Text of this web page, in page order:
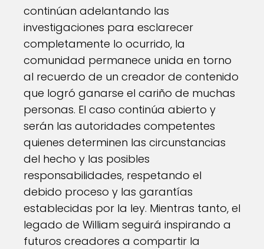
continúan adelantando las
investigaciones para esclarecer
completamente lo ocurrido, la
comunidad permanece unida en torno
al recuerdo de un creador de contenido
que logró ganarse el cariño de muchas
personas. El caso continúa abierto y
serán las autoridades competentes
quienes determinen las circunstancias
del hecho y las posibles
responsabilidades, respetando el
debido proceso y las garantías
establecidas por la ley. Mientras tanto, el
legado de William seguirá inspirando a
futuros creadores a compartir la